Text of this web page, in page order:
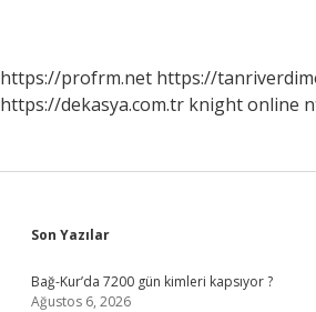
https://profrm.net https://
https://dekasya.com.tr knight online
Sidebar
Son Yazılar
Bağ-Kur’da 7200 gün kimleri kapsıyor ?
Ağustos 6, 2026